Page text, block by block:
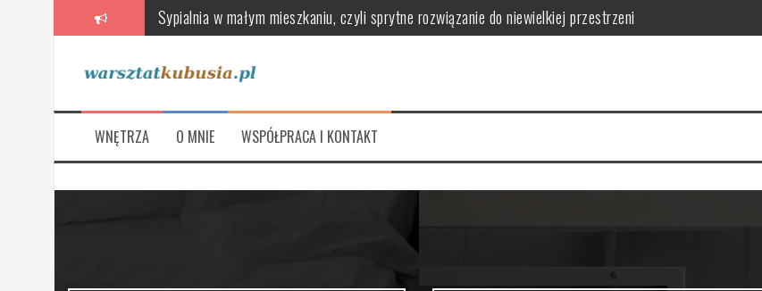
Poradnik wyboru wentylatorów, rekuperatorów i klimatyzatorów dla każdego domu
Stylowe i funkcjonalne, czyli jak urządza się nowoczesne wnętrza
Jak wybrać meble łazienkowe, które łączą funkcjonalność i estetykę?
Na co zwrócić uwagę przy wyborze nowej kabiny prysznicowej?
Sypialnia w małym mieszkaniu, czyli sprytne rozwiązanie do niewielkiej przestrzeni
WNĘTRZA O MNIE WSPÓŁPRACA I KONTAKT